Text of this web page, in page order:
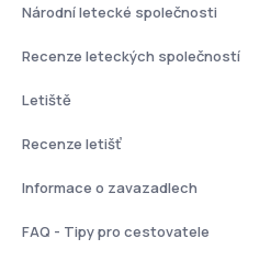
Národní letecké společnosti
Recenze leteckých společností
Letiště
Recenze letišť
Informace o zavazadlech
FAQ - Tipy pro cestovatele